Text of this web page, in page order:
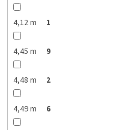
4,12 m 1
4,45 m 9
4,48 m 2
4,49 m 6